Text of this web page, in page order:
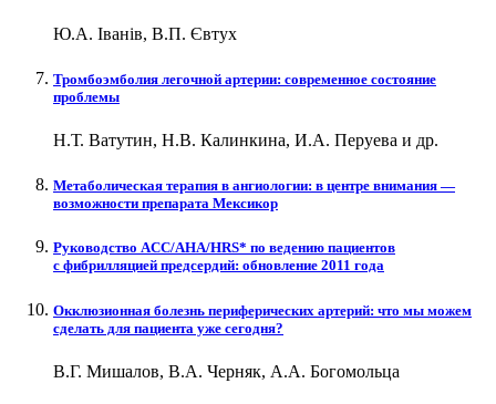
Ю.А. Іванів, В.П. Євтух
Тромбоэмболия легочной артерии: современное состояние
проблемы
Н.Т. Ватутин, Н.В. Калинкина, И.А. Перуева и др.
Метаболическая терапия в ангиологии: в центре внимания —
возможности препарата Мексикор
Руководство ACC/AHA/HRS* по ведению пациентов
с фибрилляцией предсердий: обновление 2011 года
Окклюзионная болезнь периферических артерий: что мы можем
сделать для пациента уже сегодня?
В.Г. Мишалов, В.А. Черняк, А.А. Богомольца